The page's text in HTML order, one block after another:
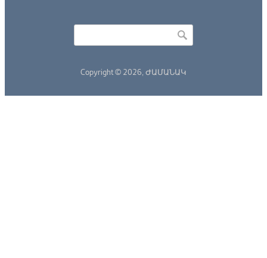
Copyright © 2026, ԺԱՄԱՆԱԿ